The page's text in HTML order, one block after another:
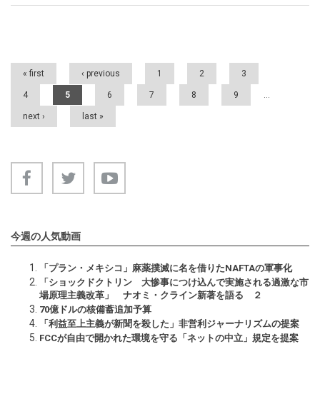
Pages
« first ‹ previous 1 2 3
4 5 6 7 8 9
next › last »
今週の人気動画
「プラン・メキシコ」麻薬撲滅に名を借りたNAFTAの軍事化
「ショックドクトリン 大惨事につけ込んで実施される過激な市
場原理主義改革」 ナオミ・クライン新著を語る ２
70億ドルの核備蓄追加予算
「利益至上主義が新聞を殺した」非営利ジャーナリズムの提案
FCCが自由で開かれた環境を守る「ネットの中立」規定を提案